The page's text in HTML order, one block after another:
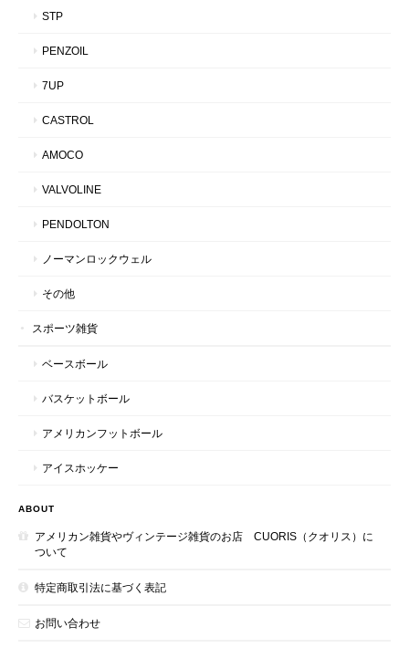
STP
PENZOIL
7UP
CASTROL
AMOCO
VALVOLINE
PENDOLTON
ノーマンロックウェル
その他
スポーツ雑貨
ベースボール
バスケットボール
アメリカンフットボール
アイスホッケー
ABOUT
アメリカン雑貨やヴィンテージ雑貨のお店 CUORIS（クオリス）に
ついて
特定商取引法に基づく表記
お問い合わせ